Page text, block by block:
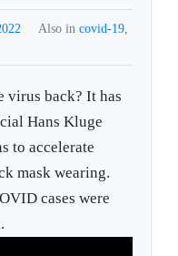
Also in covid-19,
virus back? It has
Hans Kluge
to accelerate
mask wearing.
cases were